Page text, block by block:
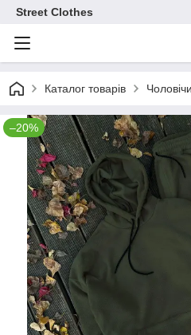
Street Clothes
Каталог товарів
–20%